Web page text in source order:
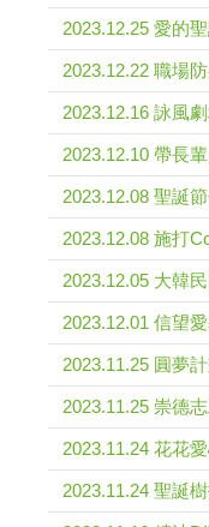
2023.12.25 愛的
2023.12.22 職場
2023.12.16 詠風
2023.12.10 帶長
2023.12.08 聖誕
2023.12.08 施打
2023.12.05 大韓
2023.12.01 信望
2023.11.25 圓夢
2023.11.25 崇德
2023.11.24 花花
2023.11.24 聖誕